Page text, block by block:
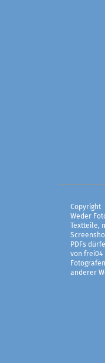
Copyright
Weder
Textteile,
PDFs
von frei04
anderer